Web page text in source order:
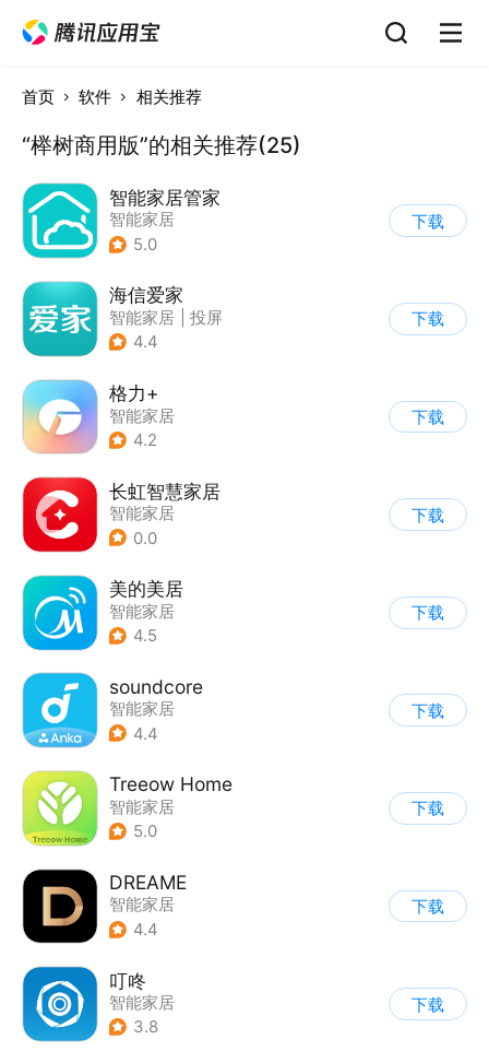
首页 软件 相关推荐
“榉树商用版”的相关推荐(25)
智能家居管家
智能家居
5.0
下载
海信爱家
智能家居
投屏
4.4
下载
格力+
智能家居
4.2
下载
长虹智慧家居
智能家居
0.0
下载
美的美居
智能家居
4.5
下载
soundcore
智能家居
4.4
下载
Treeow Home
智能家居
5.0
下载
DREAME
智能家居
4.4
下载
叮咚
智能家居
3.8
下载